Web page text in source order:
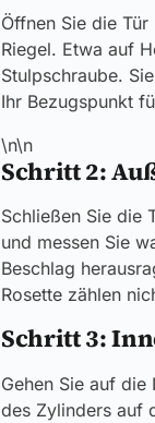
Öffnen Sie die
Riegel. Etwa auf
Stulpschraube.
Ihr Bezugspunkt
\n\n
Schritt 2:
Schließen Sie die
und messen Sie
Beschlag
Rosette zählen
Schritt 3:
Gehen Sie auf
des Zylinders auf